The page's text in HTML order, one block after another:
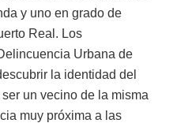
y uno en grado de
Real. Los
Urbana de
la identidad del
un vecino de la misma
muy próxima a las